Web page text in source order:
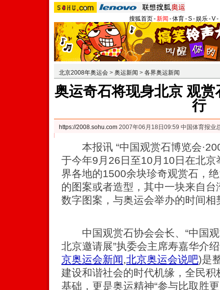
搜狐首页-新闻 -体育-S-娱乐-V-
北京2008年奥运会 > 奥运新闻 > 各界奥运新闻
奥运奇石将现身北京 观
行
https://2008.sohu.com 2007年06月18日09:59 中国体育报业
本报讯 “中国观赏石博览会
于今年9月26日至10月10日在北
界各地的1500余块珍奇观赏石，
的图案或者造型，其中一块来自
数字图案，与奥运会举办的时间相
中国观赏石协会会长、“中国观
北京邀请展”执委会主席寿嘉华介
京奥运会新闻,北京奥运会说吧)是
建设和谐社会的时代机缘，全民
基础，更是奥运精神“参与比取胜